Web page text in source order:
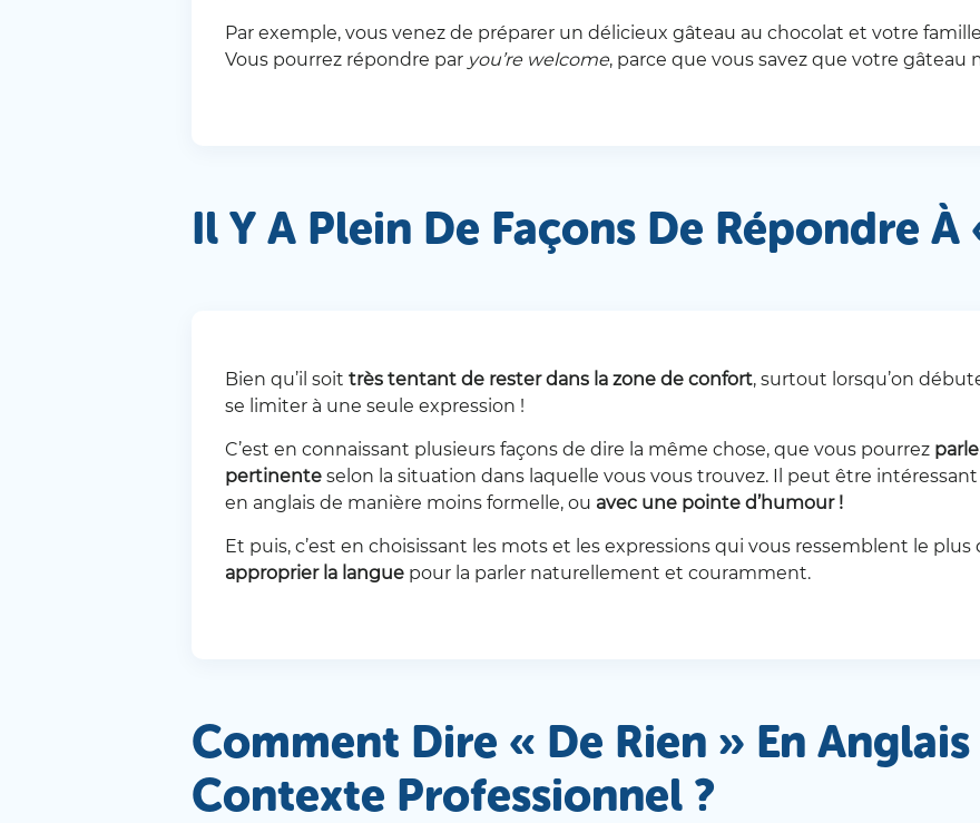
Par exemple, vous venez de préparer un délicieux gâteau au chocolat et votre
Vous pourrez répondre par you’re welcome, parce que vous savez que votre gâteau
Il Y A Plein De Façons De Répondre À
Bien qu’il soit très tentant de rester dans la zone de confort, surtout lorsqu’on
se limiter à une seule expression !
C’est en connaissant plusieurs façons de dire la même chose, que vous pourrez
pertinente selon la situation dans laquelle vous vous trouvez. Il peut être
en anglais de manière moins formelle, ou avec une pointe d’humour !
Et puis, c’est en choisissant les mots et les expressions qui vous ressemblent le
approprier la langue pour la parler naturellement et couramment.
Comment Dire « De Rien » En Anglais
Contexte Professionnel ?